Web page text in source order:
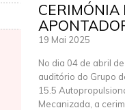
CERIMÓNIA
19 Mai 2025
No dia 04 de abril
auditório do Grupo
15.5
Mecanizada, a